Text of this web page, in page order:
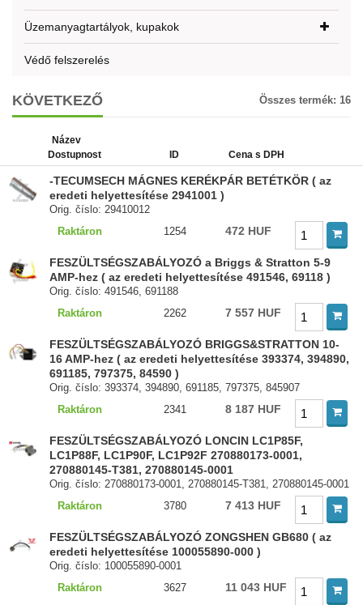
Üzemanyagtartályok, kupakok
Védő felszerelés
KÖVETKEZŐ Összes termék: 16
Název
Dostupnost
ID Cena s DPH
-TECUMSECH MÁGNES KERÉKPÁR BETÉTKÖR ( az
eredeti helyettesítése 2941001 )
Orig. číslo: 29410012
Raktáron
1254 472 HUF
FESZÜLTSÉGSZABÁLYOZÓ a Briggs & Stratton 5-9
AMP-hez ( az eredeti helyettesítése 491546, 69118 )
Orig. číslo: 491546, 691188
Raktáron
2262 7 557 HUF
FESZÜLTSÉGSZABÁLYOZÓ BRIGGS&STRATTON 10-
16 AMP-hez ( az eredeti helyettesítése 393374, 394890,
691185, 797375, 84590 )
Orig. číslo: 393374, 394890, 691185, 797375, 845907
Raktáron
2341 8 187 HUF
FESZÜLTSÉGSZABÁLYOZÓ LONCIN LC1P85F,
LC1P88F, LC1P90F, LC1P92F 270880173-0001,
270880145-T381, 270880145-0001
Orig. číslo: 270880173-0001, 270880145-T381, 270880145-0001
Raktáron
3780 7 413 HUF
FESZÜLTSÉGSZABÁLYOZÓ ZONGSHEN GB680 ( az
eredeti helyettesítése 100055890-000 )
Orig. číslo: 100055890-0001
Raktáron
3627 11 043 HUF